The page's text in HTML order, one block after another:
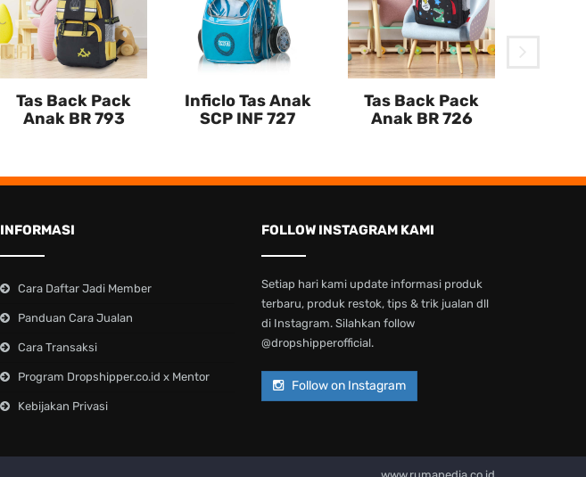
Tas Back Pack
Anak BR 793
Inficlo Tas Anak
SCP INF 727
Tas Back Pack
Anak BR 726
INFORMASI
Cara Daftar Jadi Member
Panduan Cara Jualan
Cara Transaksi
Program Dropshipper.co.id x Mentor
Kebijakan Privasi
FOLLOW INSTAGRAM KAMI
Setiap hari kami update informasi produk
terbaru, produk restok, tips & trik jualan dll
di Instagram. Silahkan follow
@dropshipperofficial.
Follow on Instagram